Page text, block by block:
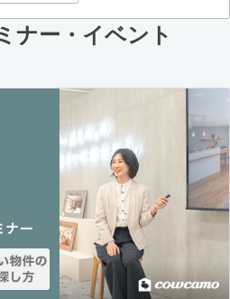
ナー・イベント